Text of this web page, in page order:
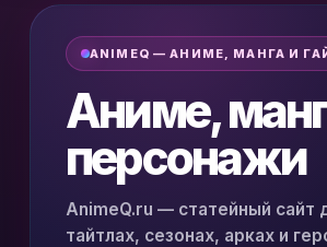
ANIMEQ — АНИМЕ, МАНГА И
Аниме,
персонажи
AnimeQ.ru — статейный сайт
тайтлах, сезонах, арках и